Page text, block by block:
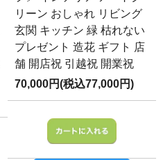
リーン おしゃれ リビング
玄関 キッチン 緑 枯れない
プレゼント 造花 ギフト 店
舗 開店祝 引越祝 開業祝
70,000円(税込77,000円)